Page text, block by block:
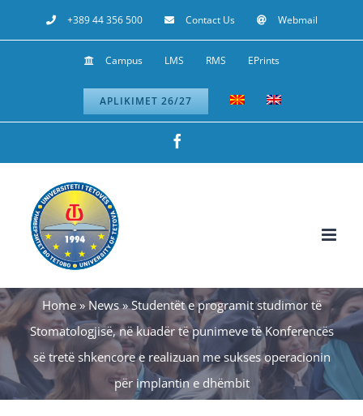
to
+389 44 356 500 Contact Us Webmail
Campus LMS RMS EPrints
APLIKIMET 26/27
Home»News»Studentët e programit studimor të
Stomatologjisë, në kuadër të punimeve të Konferencës
së tretë shkencore e realizuan me sukses operacionin
për implantin e dhëmbit